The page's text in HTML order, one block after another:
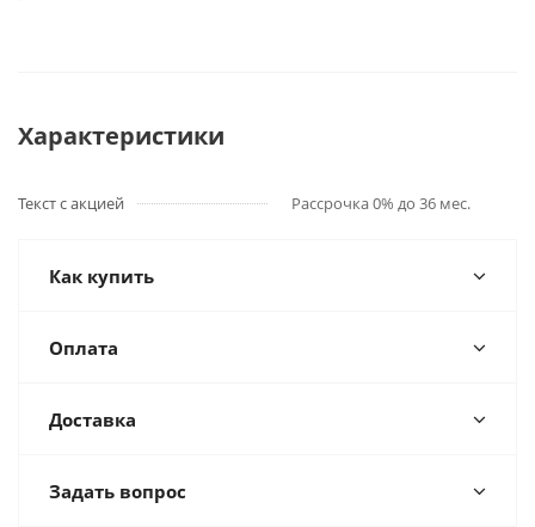
Характеристики
Текст с акцией Рассрочка 0% до 36 мес.
Как купить
Оплата
Доставка
Задать вопрос